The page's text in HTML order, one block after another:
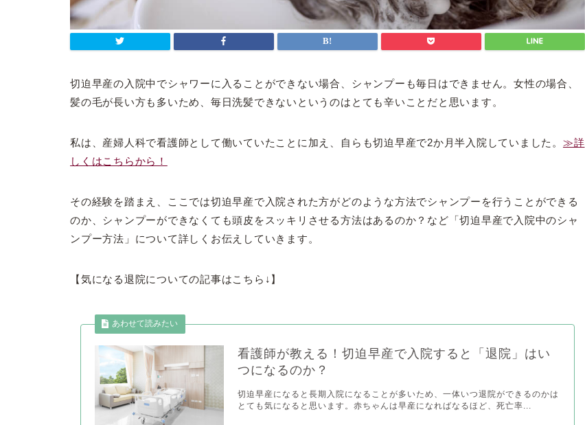
切迫早産の入院中でシャワーに入ることができない場合、シャンプーも毎日はできません。女性の場合、
髪の毛が長い方も多いため、毎日洗髪できないというのはとても辛いことだと思います。
私は、産婦人科で看護師として働いていたことに加え、自らも切迫早産で2か月半入院していました。 ≫詳
しくはこちらから！
その経験を踏まえ、ここでは切迫早産で入院された方がどのような方法でシャンプーを行うことができる
のか、シャンプーができなくても頭皮をスッキリさせる方法はあるのか？など「切迫早産で入院中のシャ
ンプー方法」について詳しくお伝えしていきます。
【気になる退院についての記事はこちら↓】
看護師が教える！切迫早産で入院すると「退院」はい
つになるのか？
切迫早産になると長期入院になることが多いため、一体いつ退院ができるのかは
とても気になると思います。赤ちゃんは早産になればなるほど、死亡率...